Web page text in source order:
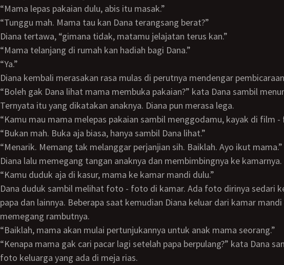
“Mama lepas pakaian dulu, abis itu masak.”
“Tunggu mah. Mama tau kan Dana terangsang berat?”
Diana tertawa, “gimana tidak, matamu jelajatan terus kan.”
“Mama telanjang di rumah kan hadiah bagi Dana.”
“Ya.”
Diana kembali merasakan rasa mulas di perutnya mendengar
“Boleh gak Dana lihat mama membuka pakaian?” kata Dana sambil
Ternyata itu yang dikatakan anaknya. Diana pun merasa lega.
“Kamu mau mama melepas pakaian sambil menggodamu, kayak di film
“Bukan mah. Buka aja biasa, hanya sambil Dana lihat.”
“Menarik. Memang tak melanggar perjanjian sih. Baiklah. Ayo ikut mama.”
Diana lalu memegang tangan anaknya dan membimbingnya ke kamarnya.
“Kamu duduk aja di kasur, mama ke kamar mandi dulu.”
Dana duduk sambil melihat foto - foto di kamar. Ada foto dirinya sedari kecil, foto
papa dan lainnya. Beberapa saat kemudian Diana keluar dari kamar
memegang rambutnya.
“Baiklah, mama akan mulai pertunjukannya untuk anak mama seorang.”
“Kenapa mama gak cari pacar lagi setelah papa berpulang?” kata Dana sambil melihat
foto keluarga yang ada di meja rias.